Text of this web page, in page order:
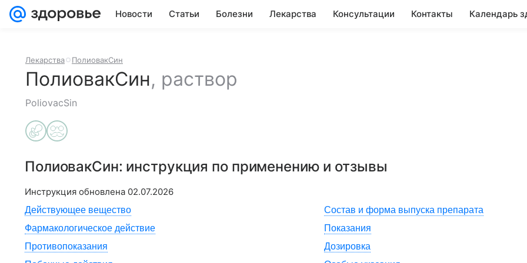
Новости Статьи Болезни Лекарства Консультации Контакты Календарь
Лекарства ПолиовакСин
ПолиовакСин, раствор
PoliovacSin
ПолиовакСин: инструкция по применению и отзывы
Инструкция обновлена 02.07.2026
Действующее вещество
Состав и форма выпуска препарата
Фармакологическое действие
Показания
Противопоказания
Дозировка